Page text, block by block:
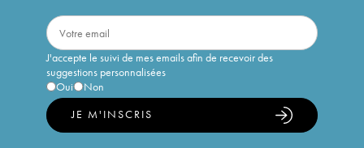
J'accepte le suivi de mes emails afin de recevoir des
suggestions personnalisées
Oui
Non
JE M'INSCRIS